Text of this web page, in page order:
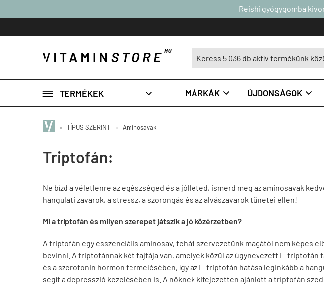
Reishi gyógygomba
 TERMÉKEK  MÁRKÁK  ÚJDONSÁGOK 
» TÍPUS SZERINT » Aminosavak
Triptofán:
Ne bízd a véletlenre az egészséged és a jólléted, ismerd meg az aminosavak
hangulati zavarok, a stressz, a szorongás és az alvászavarok tünetei ellen!
Mi a triptofán és milyen szerepet játszik a jó közérzetben?
A triptofán egy esszenciális aminosav, tehát szervezetünk magától nem képes
bevinni. A triptofánnak két fajtája van, amelyek közül az úgynevezett L-
és a szerotonin hormon termelésében, így az L-triptofán hatása leginkább a
segít a depresszió kezelésében is. A nőknek kifejezetten ajánlott a triptofán